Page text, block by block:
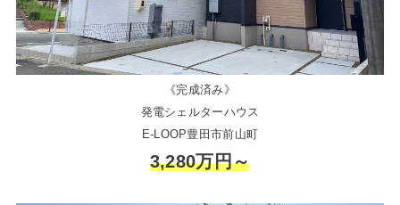
《完成済み》
発電シェルターハウス
E-LOOP豊田市前山町
3,280万円～